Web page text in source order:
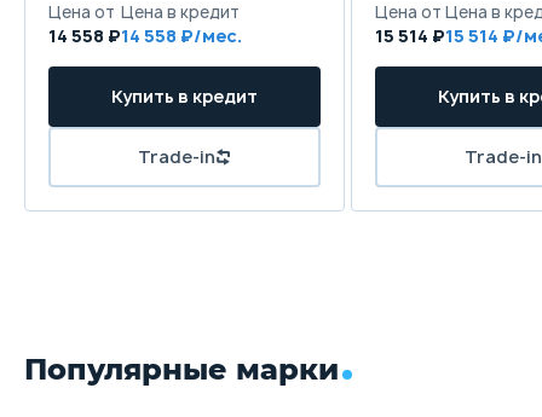
Цена от
14 558 ₽
Цена в кредит
14 558 ₽/мес.
Купить в кредит
Trade-in
Цена от
15 514 ₽
Цена в
15 514 ₽/
Купить в
Trade-in
Популярные марки